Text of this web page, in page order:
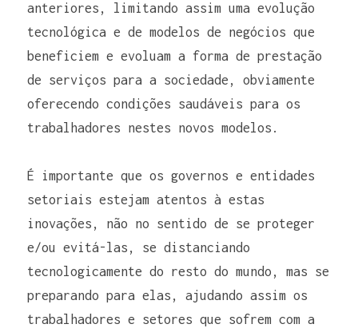
anteriores, limitando assim uma evolução
tecnológica e de modelos de negócios que
beneficiem e evoluam a forma de prestação
de serviços para a sociedade, obviamente
oferecendo condições saudáveis para os
trabalhadores nestes novos modelos.
É importante que os governos e entidades
setoriais estejam atentos à estas
inovações, não no sentido de se proteger
e/ou evitá-las, se distanciando
tecnologicamente do resto do mundo, mas se
preparando para elas, ajudando assim os
trabalhadores e setores que sofrem com a